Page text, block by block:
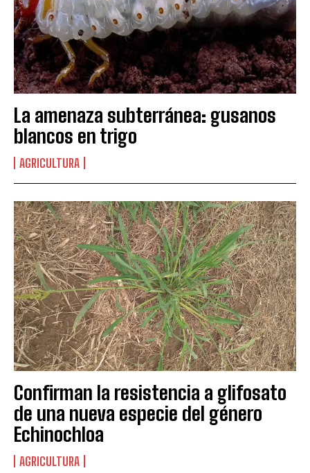
La amenaza subterránea: gusanos
blancos en trigo
AGRICULTURA
Confirman la resistencia a glifosato
de una nueva especie del género
Echinochloa
AGRICULTURA